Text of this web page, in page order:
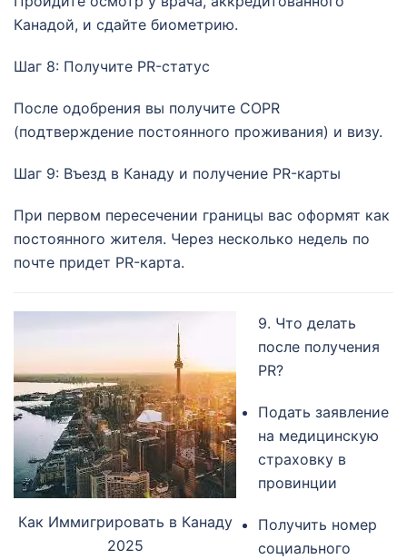
Канадой, и сдайте биометрию.
Шаг 8: Получите PR-статус
После одобрения вы получите COPR
(подтверждение постоянного проживания) и визу.
Шаг 9: Въезд в Канаду и получение PR-карты
При первом пересечении границы вас оформят как
постоянного жителя. Через несколько недель по
почте придет PR-карта.
Как Иммигрировать в Канаду
2025
9. Что делать
после получения
PR?
Подать заявление
на медицинскую
страховку в
провинции
Получить номер
социального